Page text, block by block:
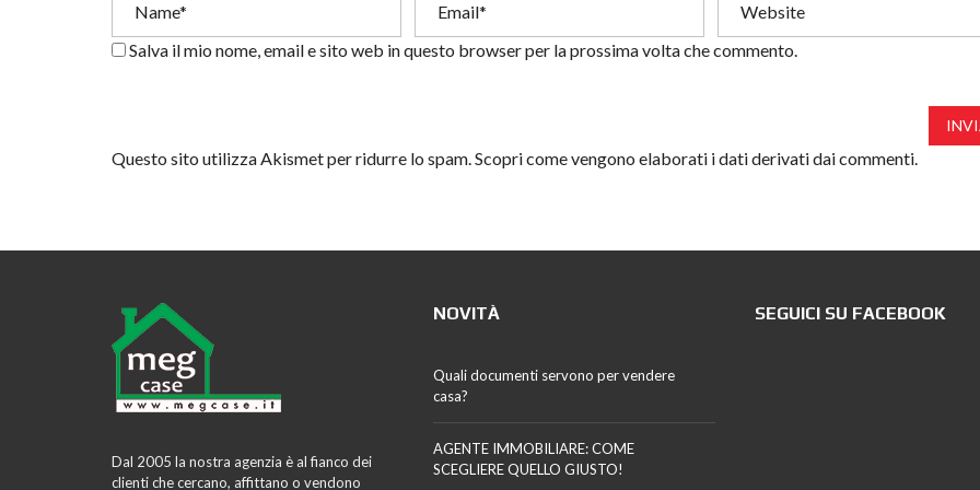
Salva il mio nome, email e sito web in questo browser per la prossima volta che commento.
Questo sito utilizza Akismet per ridurre lo spam.Scopri come vengono elaborati i dati derivati dai commenti.
Dal 2005 la nostra agenzia è al fianco dei
clienti che cercano, affittano o vendono
NOVITÀ
Quali documenti servono per vendere
casa?
AGENTE IMMOBILIARE: COME
SCEGLIERE QUELLO GIUSTO!
SEGUICI SU FACEBOOK